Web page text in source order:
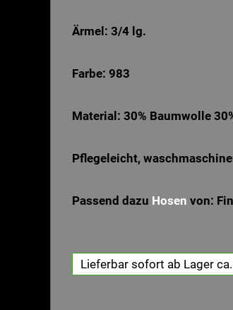
Ärmel: 3/4 lg.
Farbe: 983
Material: 30% Baumwolle
Pflegeleicht,
Passend dazu Hosen von:
Lieferbar sofort ab Lager